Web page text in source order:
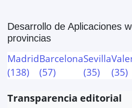
Desarrollo de Aplicaciones
provincias
Madrid
(138)
Barcelona
(57)
Sevilla
(35)
(35)
Transparencia editorial